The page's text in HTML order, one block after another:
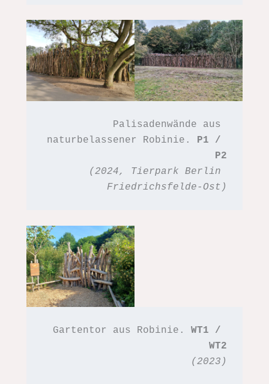
Palisadenwände aus
naturbelassener Robinie. P1 /
P2
(2024, Tierpark Berlin
Friedrichsfelde-Ost)
Gartentor aus Robinie. WT1 /
WT2
(2023)